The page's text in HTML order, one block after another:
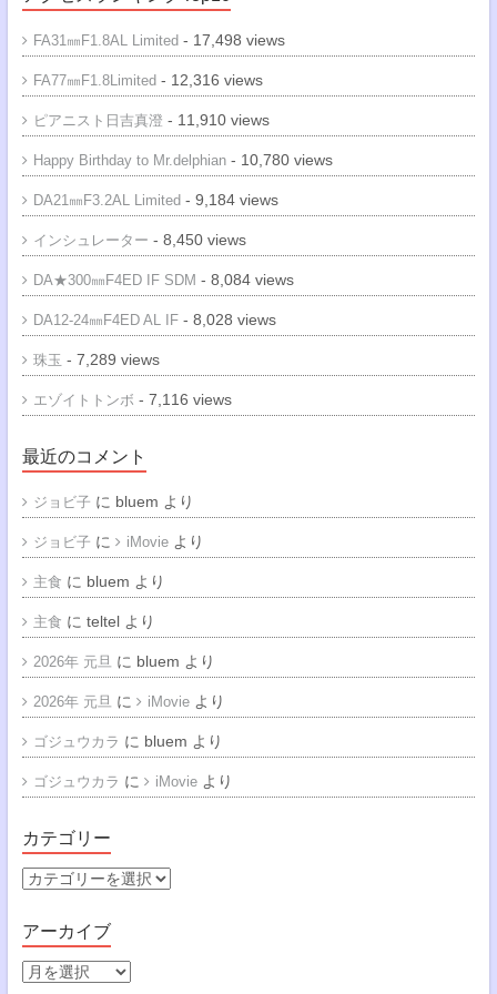
FA31㎜F1.8AL Limited- 17,498 views
FA77㎜F1.8Limited- 12,316 views
ピアニスト日吉真澄 - 11,910 views
Happy Birthday to Mr.delphian- 10,780 views
DA21㎜F3.2AL Limited- 9,184 views
インシュレーター - 8,450 views
DA★300㎜F4ED IF SDM - 8,084 views
DA12-24㎜F4ED AL IF- 8,028 views
珠玉 - 7,289 views
エゾイトトンボ - 7,116 views
最近のコメント
ジョビ子 に bluem より
ジョビ子 に iMovieより
主食 に bluem より
主食 に teltelより
2026年 元旦に bluem より
2026年 元旦に iMovieより
ゴジュウカラ に bluem より
ゴジュウカラ に iMovieより
カテゴリー
カ
ゴ
リ
ー
アーカイブ
ア